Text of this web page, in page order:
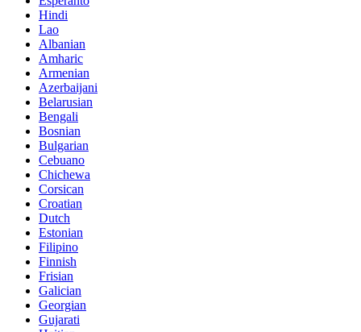
Hindi
Lao
Albanian
Amharic
Armenian
Azerbaijani
Belarusian
Bengali
Bosnian
Bulgarian
Cebuano
Chichewa
Corsican
Croatian
Dutch
Estonian
Filipino
Finnish
Frisian
Galician
Georgian
Gujarati